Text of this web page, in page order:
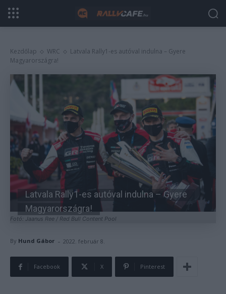
Kezdőlap WRC
Latvala Rally1-es autóval indulna – Gyere
Magyarországra!
Fotó: Jaanus Ree / Red Bull Content Pool
Latvala Rally1-es autóval indulna – Gyere
Magyarországra!
By Hund Gábor - 2022. február 8.
Facebook X Pinterest